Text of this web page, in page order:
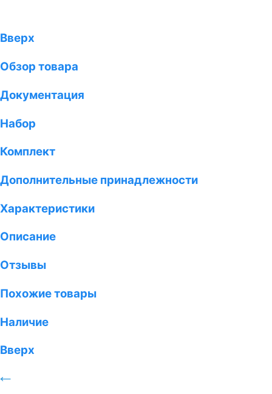
Вверх
Обзор товара
Документация
Набор
Комплект
Дополнительные принадлежности
Характеристики
Описание
Отзывы
Похожие товары
Наличие
Вверх